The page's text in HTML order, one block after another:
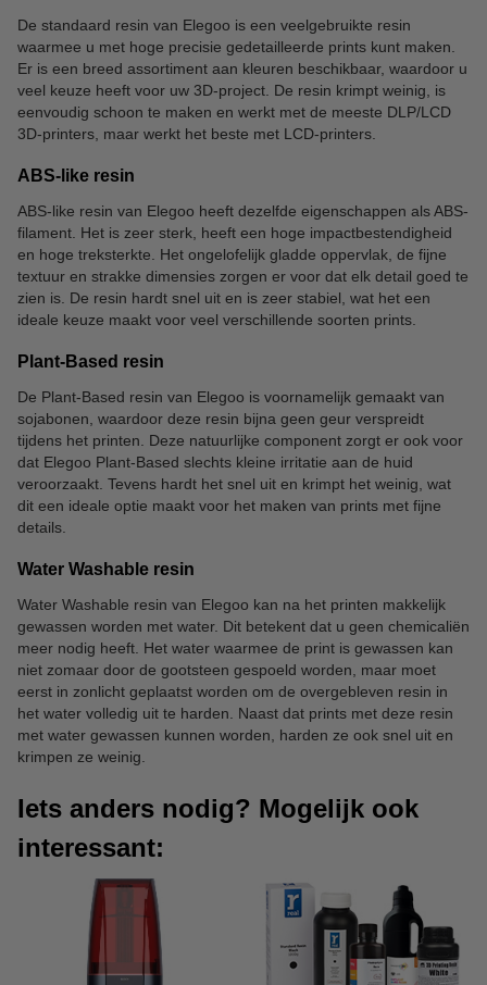
De standaard resin van Elegoo is een veelgebruikte resin
waarmee u met hoge precisie gedetailleerde prints kunt maken.
Er is een breed assortiment aan kleuren beschikbaar, waardoor u
veel keuze heeft voor uw 3D-project. De resin krimpt weinig, is
eenvoudig schoon te maken en werkt met de meeste DLP/LCD
3D-printers, maar werkt het beste met LCD-printers.
ABS-like resin
ABS-like resin van Elegoo heeft dezelfde eigenschappen als ABS-
filament. Het is zeer sterk, heeft een hoge impactbestendigheid
en hoge treksterkte. Het ongelofelijk gladde oppervlak, de fijne
textuur en strakke dimensies zorgen er voor dat elk detail goed te
zien is. De resin hardt snel uit en is zeer stabiel, wat het een
ideale keuze maakt voor veel verschillende soorten prints.
Plant-Based resin
De Plant-Based resin van Elegoo is voornamelijk gemaakt van
sojabonen, waardoor deze resin bijna geen geur verspreidt
tijdens het printen. Deze natuurlijke component zorgt er ook voor
dat Elegoo Plant-Based slechts kleine irritatie aan de huid
veroorzaakt. Tevens hardt het snel uit en krimpt het weinig, wat
dit een ideale optie maakt voor het maken van prints met fijne
details.
Water Washable resin
Water Washable resin van Elegoo kan na het printen makkelijk
gewassen worden met water. Dit betekent dat u geen chemicaliën
meer nodig heeft. Het water waarmee de print is gewassen kan
niet zomaar door de gootsteen gespoeld worden, maar moet
eerst in zonlicht geplaatst worden om de overgebleven resin in
het water volledig uit te harden. Naast dat prints met deze resin
met water gewassen kunnen worden, harden ze ook snel uit en
krimpen ze weinig.
Iets anders nodig? Mogelijk ook
interessant: